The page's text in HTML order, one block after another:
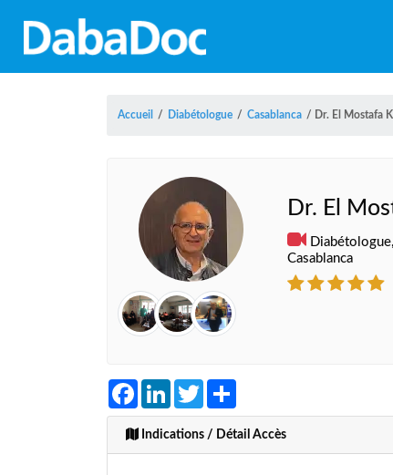
Accueil / Diabétologue / Casablanca / Dr. El Mostafa
Dr. El
Casablanca
FacebookLinkedInTwitter
Indications / Détail Accès